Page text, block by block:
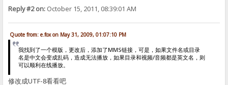
Reply #2 on: October 15, 2011, 08:39:01 AM
Quote from: e.fox on May 31, 2009, 01:07:10 PM
我找到了一个模版，更改后，添加了MMS链接，可是，如果文件名或目录
名是中文会变成乱码，造成无法播放，如果目录和视频/音频都是英文名，则
可以顺利在线播放。
修改成UTF-8看看吧